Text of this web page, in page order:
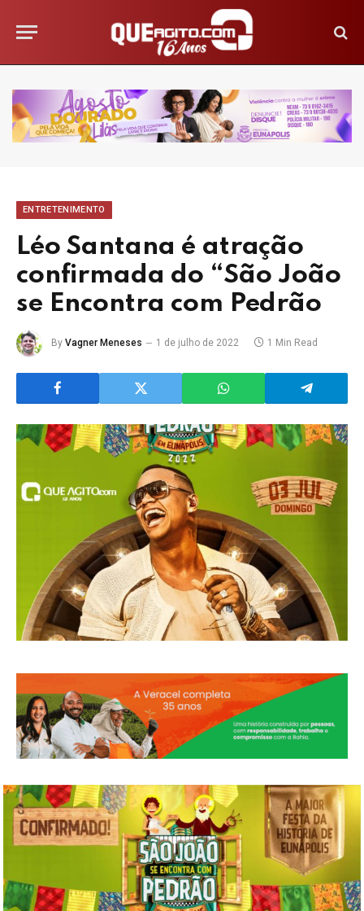
ENTRETENIMENTO
Léo Santana é atração
confirmada do “São João
se Encontra com Pedrão
By Vagner Meneses 1 de julho de 2022 1 Min Read